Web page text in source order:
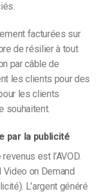
facturées sur
de résilier à tout
par câble de
les clients pour des
les clients
souhaitent.
par la publicité
est l’AVOD.
Video on Demand
L’argent généré